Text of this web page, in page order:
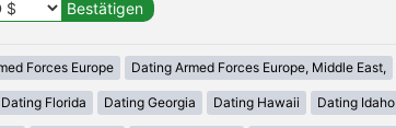
Forces Europe Dating Armed Forces Europe, Middle East,
Dating Florida Dating Georgia Dating Hawaii Dating Idaho